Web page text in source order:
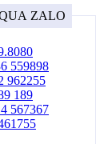
ZALO
559898
962255
189
567367